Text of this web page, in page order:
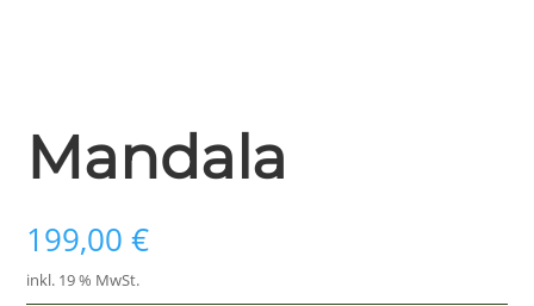
Mandala
199,00€
inkl. 19 % MwSt.